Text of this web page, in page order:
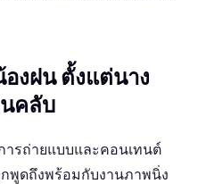
องฝน ตั้งแต่นาง
คลับ
ารถ่ายแบบและคอนเทนต์
พูดถึงพร้อมกับงานภาพนิ่ง